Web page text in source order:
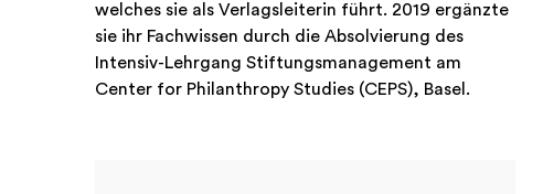
welches sie als Verlagsleiterin führt. 2019 ergänzte
sie ihr Fachwissen durch die Absolvierung des
Intensiv-Lehrgang Stiftungsmanagement am
Center for Philanthropy Studies (CEPS), Basel.